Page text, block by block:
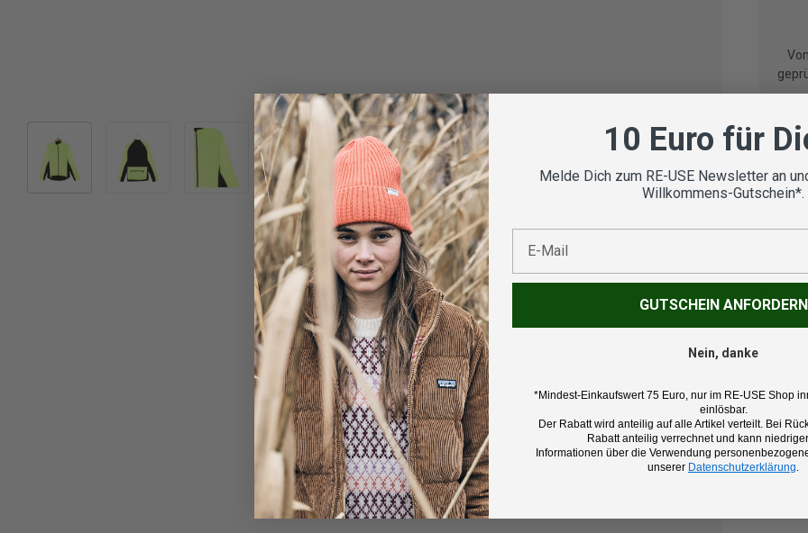
Bild 2 in Galerieansicht laden
Bild 3 in Galerieansicht laden
Farbe:
10 Euro für
Melde Dich zum RE-USE Newsletter an
Willkommens-Gutschein*.
GUTSCHEIN ANFORDERN
Nein, danke
*Mindest-Einkaufswert 75 Euro, nur im RE-USE Shop
einlösbar.
Der Rabatt wird anteilig auf alle Artikel verteilt. Bei
Rabatt anteilig verrechnet und kann
Informationen über die Verwendung
unserer Datenschutzerklärung